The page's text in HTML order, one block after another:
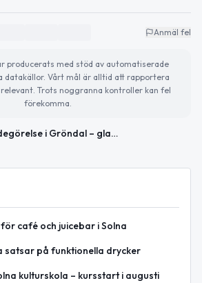
Anmäl fel
producerats med stöd av automatiserade
datakällor. Vårt mål är alltid att rapportera
Trots noggranna kontroller kan fel
förekomma.
Skadegörelse i Gröndal – glasruta krossad i port
café och juicebar i Solna
satsar på funktionella drycker
kulturskola – kursstart i augusti